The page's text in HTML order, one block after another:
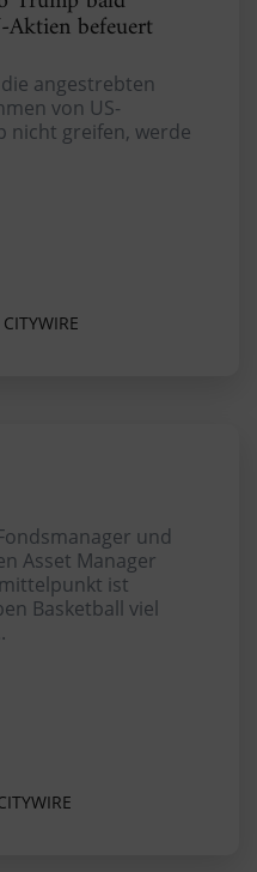
befeuert
angestrebten
von US-
nicht greifen, werde
und
Asset Manager
ist
Basketball viel